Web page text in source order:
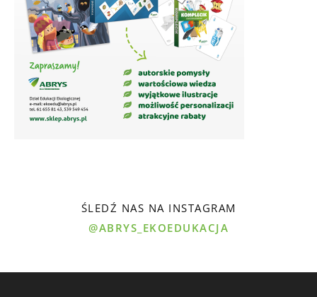
ŚLEDŹ NAS NA INSTAGRAM
@ABRYS_EKOEDUKACJA